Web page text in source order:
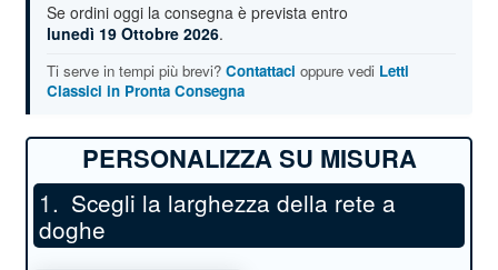
Se ordini oggi la consegna è prevista entro
lunedì 19 Ottobre 2026.
Ti serve in tempi più brevi? Contattaci oppure vedi Letti
Classici in Pronta Consegna
Scegli la larghezza della rete a
doghe